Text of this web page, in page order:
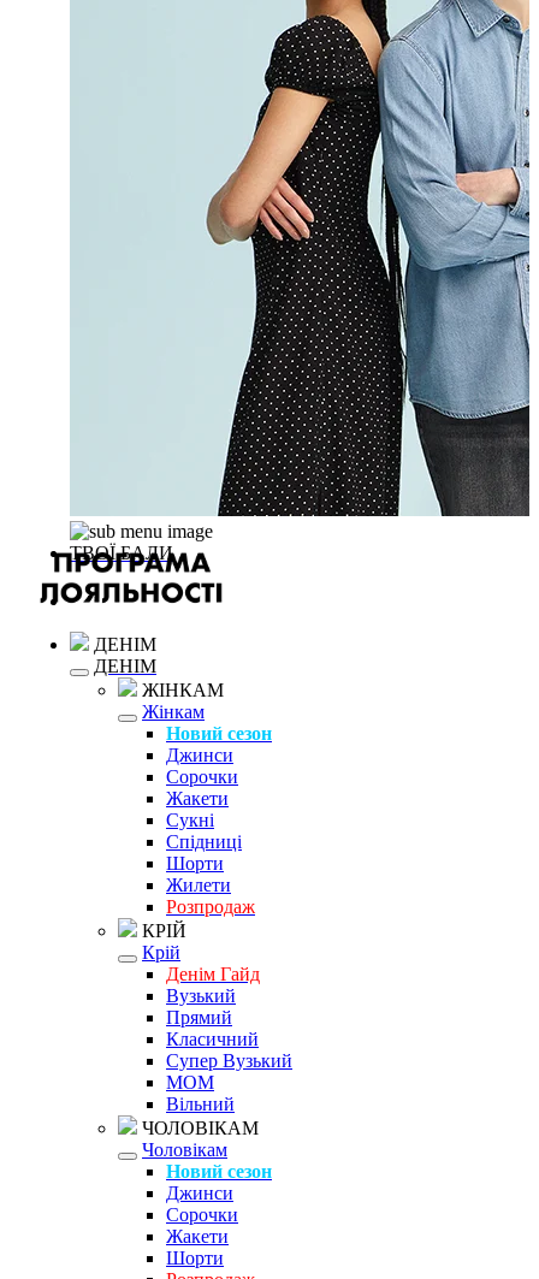
ТВОЇ БАЛИ
ДЕНІМ
ДЕНІМ
ЖІНКАМ
Жінкам
Новий сезон
Джинси
Сорочки
Жакети
Сукні
Спідниці
Шорти
Жилети
Розпродаж
КРІЙ
Крій
Денім Гайд
Вузький
Прямий
Класичний
Супер Вузький
MOM
Вільний
ЧОЛОВІКАМ
Чоловікам
Новий сезон
Джинси
Сорочки
Жакети
Шорти